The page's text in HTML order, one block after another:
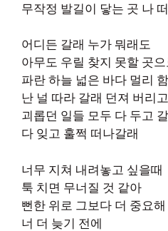
무작정 발길이 닿는 곳 나
어디든 갈래 누가 뭐래도
아무도 우릴 찾지 못할 곳으
파란 하늘 넓은 바다 멀리
난 널 따라 갈래 던져 버리고
괴롭던 일들 모두 다 두고
다 잊고 훌쩍 떠나갈래
너무 지쳐 내려놓고 싶을때
툭 치면 무너질 것 같아
뻔한 위로 그보다 더 중요해
너 더 늦기 전에